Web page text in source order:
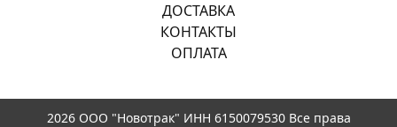
ДОСТАВКА
КОНТАКТЫ
ОПЛАТА
2026 ООО "Новотрак" ИНН 6150079530 Все права